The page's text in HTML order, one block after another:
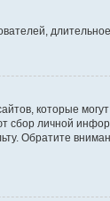
которые
сбор личной
Обратите